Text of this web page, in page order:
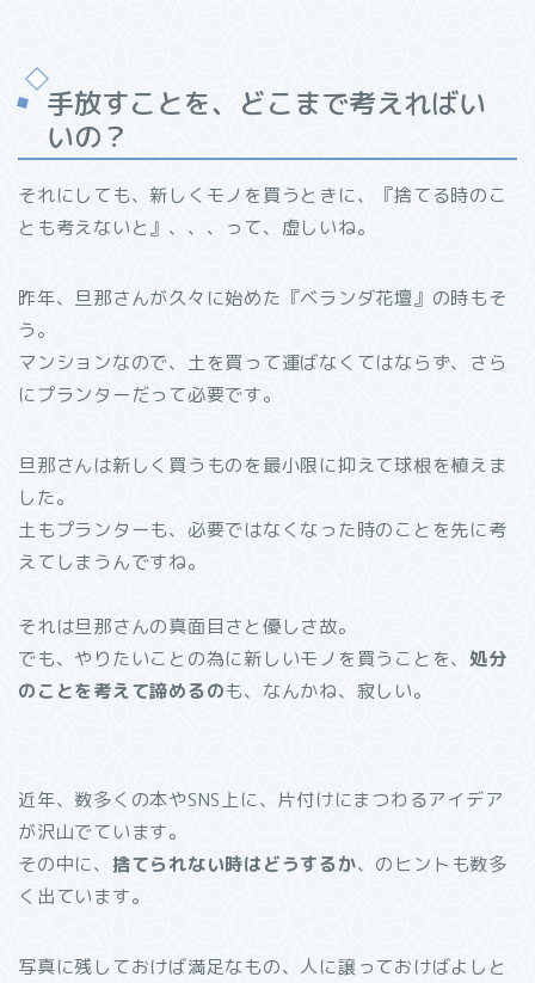
手放すことを、どこまで考えればい
いの？
それにしても、新しくモノを買うときに、『捨てる時のこ
とも考えないと』、、、って、虚しいね。
昨年、旦那さんが久々に始めた『ベランダ花壇』の時もそ
う。
マンションなので、土を買って運ばなくてはならず、さら
にプランターだって必要です。
旦那さんは新しく買うものを最小限に抑えて球根を植えま
した。
土もプランターも、必要ではなくなった時のことを先に考
えてしまうんですね。
それは旦那さんの真面目さと優しさ故。
でも、やりたいことの為に新しいモノを買うことを、 処分
のことを考えて諦めるのも、なんかね、寂しい。
近年、数多くの本やSNS上に、片付けにまつわるアイデア
が沢山でています。
その中に、 捨てられない時はどうするか、のヒントも数多
く出ています。
写真に残しておけば満足なもの、人に譲っておけばよしと